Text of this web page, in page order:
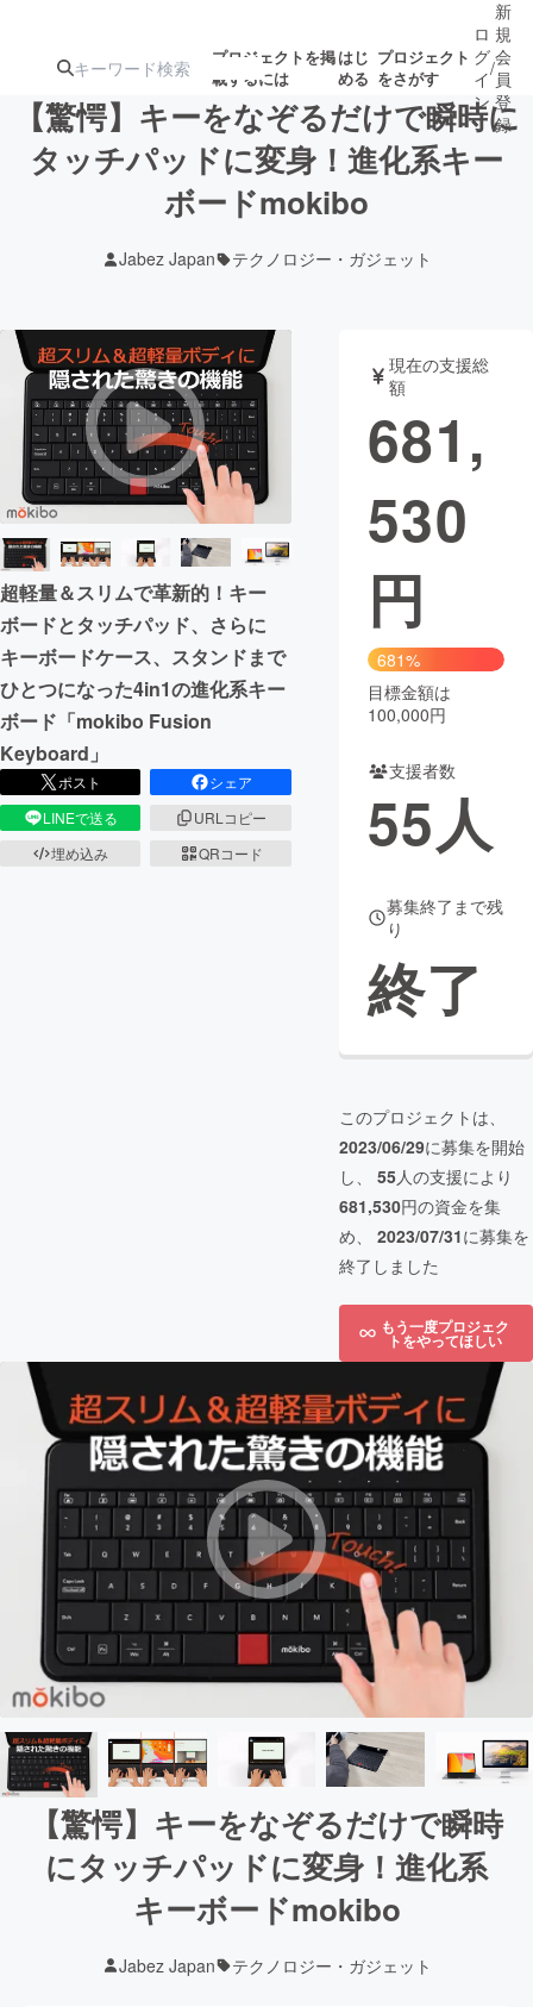
プロジェクトを掲
載するには
はじ
める
プロジェクト
をさがす
注目の新着プロ募集終了が近いプ
テクノロジー・ガジェット
映像・映画 書籍・雑誌
ビジネス・起業 チャレンジ
まちづくり・地域活性化
CAMPFIRE for Social Good
CAMPFIRE Creation
CAMPFIREふるさと納税machi-ya コミュニティ
ロ
グ
イ
ン
/
新
規
会
員
登
録
【驚愕】キーをなぞるだけで瞬時に
タッチパッドに変身！進化系キー
ボードmokibo
Jabez Japan テクノロジー・ガジェット
超軽量＆スリムで革新的！キー
ボードとタッチパッド、さらに
キーボードケース、スタンドまで
ひとつになった4in1の進化系キー
ボード「mokibo Fusion
Keyboard」
ポスト
シェア
LINEで送る
URLコピー
埋め込み
QRコード
現在の支援総
額
681,
530
円
681%
目標金額は
100,000円
支援者数
55人
募集終了まで残
り
終了
このプロジェクトは、
2023/06/29に募集を開始
し、 55人の支援により
681,530円の資金を集
め、 2023/07/31に募集を
終了しました
もう一度プロジェク
トをやってほしい
【驚愕】キーをなぞるだけで瞬時
にタッチパッドに変身！進化系
キーボードmokibo
Jabez Japan テクノロジー・ガジェット